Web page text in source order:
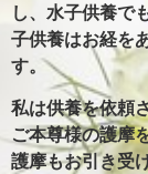
し、水子供養で
子供養はお経を
す。
私は供養を依頼
ご本尊様の護摩
護摩もお引き受